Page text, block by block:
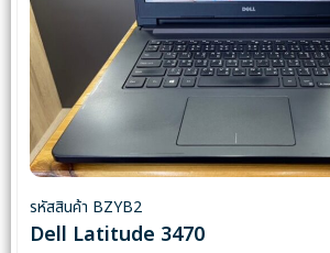
รหัสสินค้า BZYB2
Dell Latitude 3470